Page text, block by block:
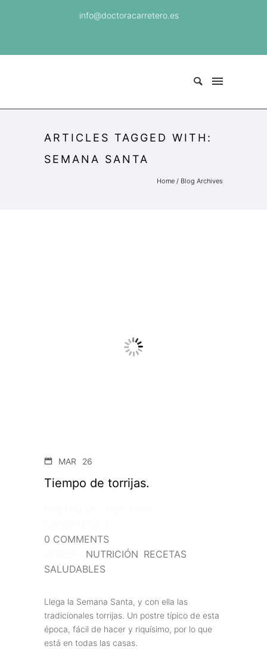
info@doctoracarretero.es
ARTICLES TAGGED WITH:
SEMANA SANTA
Home / Blog Archives
MAR 26
Tiempo de torrijas.
0 COMMENTS
NUTRICIÓN RECETAS
SALUDABLES
Llega la Semana Santa, y con ella las
tradicionales torrijas. Un postre típico de esta
época, fácil de hacer y riquísimo, por lo que
está en todas las casas.